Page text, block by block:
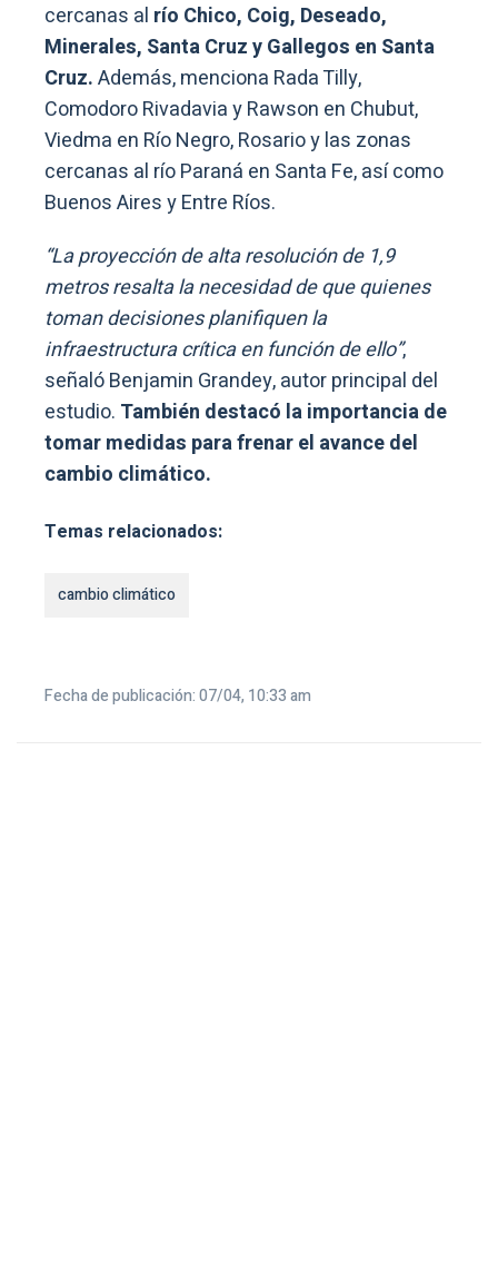
cercanas al río Chico, Coig, Deseado,
Minerales, Santa Cruz y Gallegos en Santa
Cruz.Además, menciona Rada Tilly,
Comodoro Rivadavia y Rawson en Chubut,
Viedma en Río Negro, Rosario y las zonas
cercanas al río Paraná en Santa Fe, así como
Buenos Aires y Entre Ríos.
“La proyección de alta resolución de 1,9
metros resalta la necesidad de que quienes
toman decisiones planifiquen la
infraestructura crítica en función de ello”,
señaló Benjamin Grandey, autor principal del
estudio. También destacó la importancia de
tomar medidas para frenar el avance del
cambio climático.
Temas relacionados:
cambio climático
Fecha de publicación: 07/04, 10:33 am